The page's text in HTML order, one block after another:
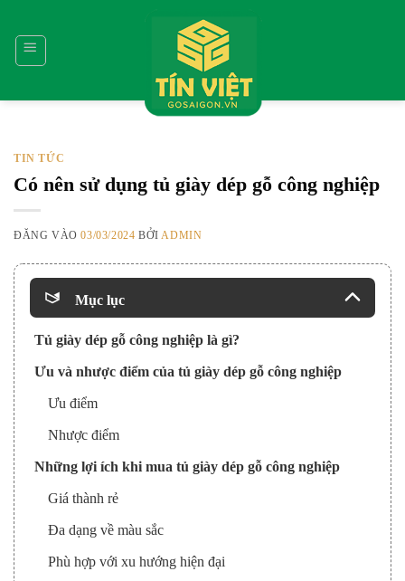
qua
nội
TIN TỨC
Có nên sử dụng tủ giày dép gỗ công nghiệp
ĐĂNG VÀO03/03/2024 BỞI ADMIN
Mục lục
Tủ giày dép gỗ công nghiệp là gì?
Ưu và nhược điểm của tủ giày dép gỗ công nghiệp
Ưu điểm
Nhược điểm
Những lợi ích khi mua tủ giày dép gỗ công nghiệp
Giá thành rẻ
Đa dạng về màu sắc
Phù hợp với xu hướng hiện đại